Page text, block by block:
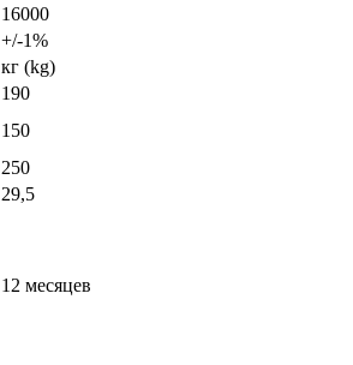
16000
+/-1%
кг (kg)
190
150
250
29,5
12 месяцев